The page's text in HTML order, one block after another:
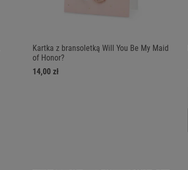
Kartka z bransoletką Will You Be My Maid
of Honor?
14,00 zł